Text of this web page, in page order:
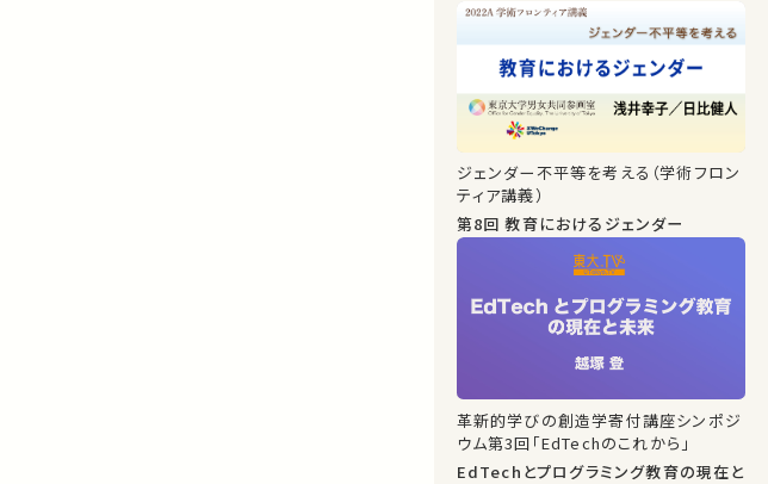
ジェンダー不平等を考える（学術フロン
ティア講義）
第8回 教育におけるジェンダー
革新的学びの創造学寄付講座シンポジ
ウム第3回「EdTechのこれから」
EdTechとプログラミング教育の現在と